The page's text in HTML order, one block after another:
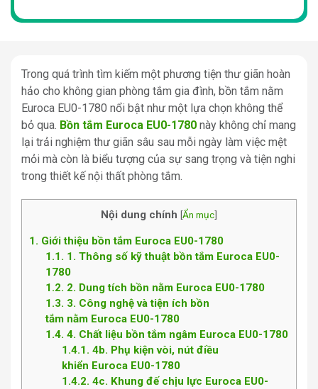
Trong quá trình tìm kiếm một phương tiện thư giãn hoàn
hảo cho không gian phòng tắm gia đình, bồn tắm nằm
Euroca EU0-1780 nổi bật như một lựa chọn không thể
bỏ qua. Bồn tắm Euroca EU0-1780 này không chỉ mang
lại trải nghiệm thư giãn sâu sau mỗi ngày làm việc mệt
mỏi mà còn là biểu tượng của sự sang trọng và tiện nghi
trong thiết kế nội thất phòng tắm.
Nội dung chính [Ẩn mục]
1
Giới thiệu bồn tắm Euroca EU0-1780
1.1
1. Thông số kỹ thuật bồn tắm Euroca EU0-
1780
1.2 2. Dung tích bồn nằm Euroca EU0-1780
1.3 3. Công nghệ và tiện ích bồn
tắm nằm Euroca EU0-1780
1.4 4. Chất liệu bồn tắm ngâm Euroca EU0-1780
1.4.1 4b. Phụ kiện vòi, nút điều
khiển Euroca EU0-1780
1.4.2 4c. Khung đế chịu lực Euroca EU0-